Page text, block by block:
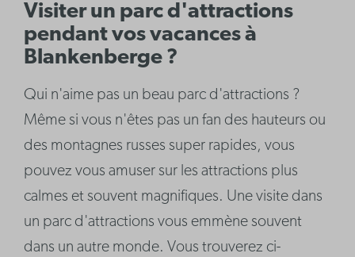
Visiter un parc d'attractions
pendant vos vacances à
Blankenberge ?
Qui n'aime pas un beau parc d'attractions ?
Même si vous n'êtes pas un fan des hauteurs ou
des montagnes russes super rapides, vous
pouvez vous amuser sur les attractions plus
calmes et souvent magnifiques. Une visite dans
un parc d'attractions vous emmène souvent
dans un autre monde. Vous trouverez ci-